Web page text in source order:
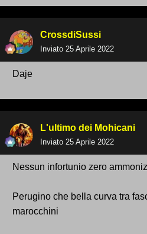
CrossdiSussi
Inviato 25 Aprile 2022
Daje
L'ultimo dei Mohicani
Inviato 25 Aprile 2022
Nessun infortunio zero
Perugino che bella curva tra
marocchini